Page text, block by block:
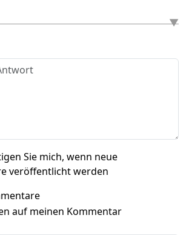
Sie mich, wenn neue
veröffentlicht werden
auf meinen Kommentar